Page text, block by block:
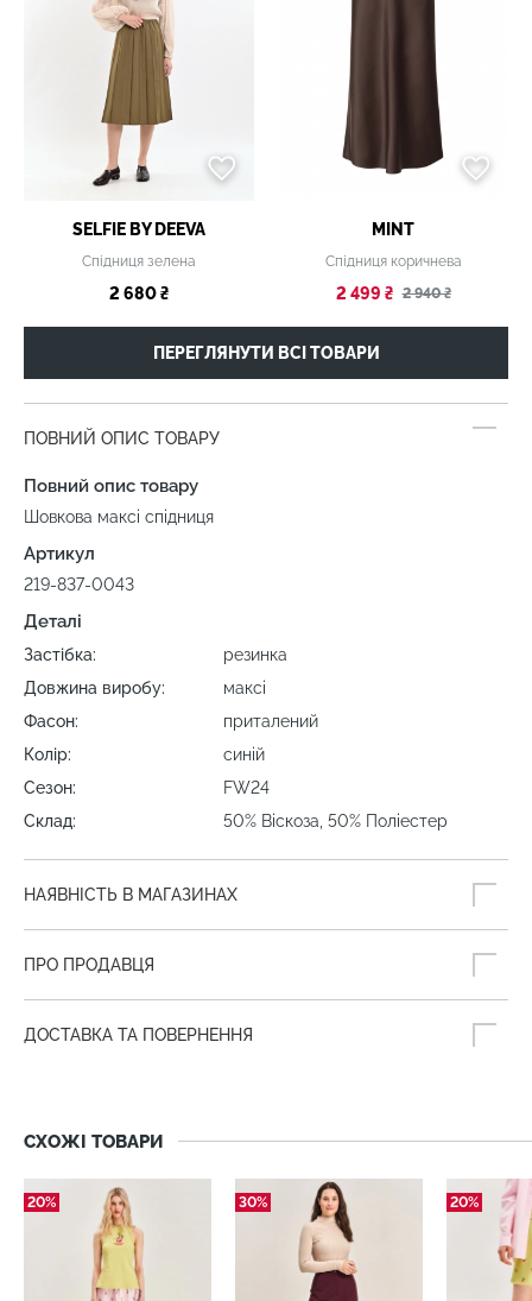
SELFIE BY DEEVA
Спідниця зелена
2 680 ₴
MINT
Спідниця коричнева
2 499 ₴ 2 940 ₴
ПЕРЕГЛЯНУТИ ВСІ ТОВАРИ
ПОВНИЙ ОПИС ТОВАРУ
Повний опис товару
Шовкова максі спідниця
Артикул
219-837-0043
Деталі
Застібка:
резинка
Довжина виробу:
максі
Фасон:
приталений
Колір:
синій
Сезон:
FW24
Склад:
50% Віскоза, 50% Поліестер
НАЯВНІСТЬ В МАГАЗИНАХ
ПРО ПРОДАВЦЯ
ДОСТАВКА ТА ПОВЕРНЕННЯ
СХОЖІ ТОВАРИ
20% 30% 20%